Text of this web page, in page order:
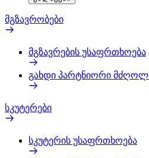
მგზავრობები
მგზავრების უსაფრთხოება
გახდი პარტნიორი
სკუტერები
სკუტერის უსაფრთხოება